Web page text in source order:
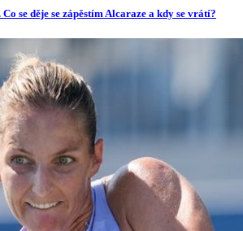
Co se děje se zápěstím Alcaraze a kdy se vrátí?